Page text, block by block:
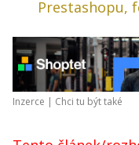
Prestashopu,
Inzerce | Chci tu být také